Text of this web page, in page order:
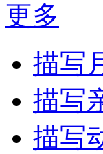
更多
描写
描写
描写